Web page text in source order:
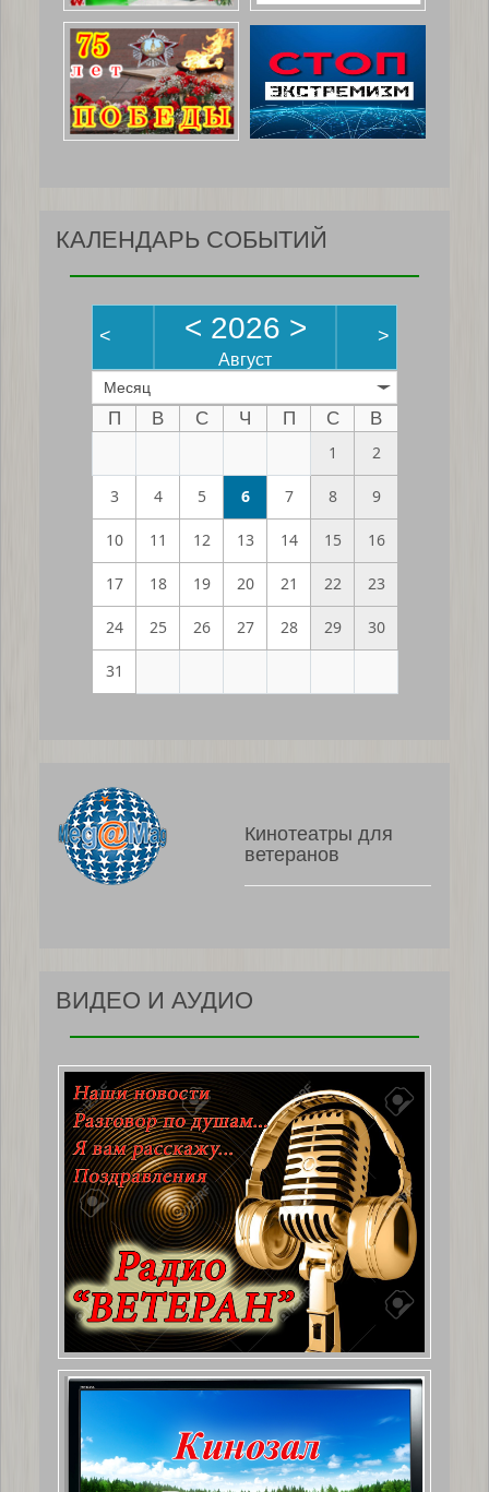
КАЛЕНДАРЬ СОБЫТИЙ
< < 2026 >
Август
>
Месяц
П В С Ч П С
В
1
2
3 4 5 6 7 8 9
10 11 12 13 14 15 16
17 18 19 20 21 22 23
24 25 26 27 28 29 30
31
Кинотеатры для
ветеранов
ВИДЕО И АУДИО